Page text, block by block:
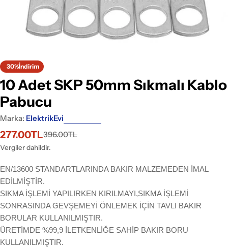
30%İndirim
10 Adet SKP 50mm Sıkmalı Kablo
Pabucu
Marka: ElektrikEvi
İndirimli
fiyat
277.00TL
Normal
fiyat
396.00TL
Vergiler dahildir.
EN/13600 STANDARTLARINDA BAKIR MALZEMEDEN İMAL
EDİLMİŞTİR.
SIKMA İŞLEMİ YAPILIRKEN KIRILMAYI,SIKMA İŞLEMİ
SONRASINDA GEVŞEMEYİ ÖNLEMEK İÇİN TAVLI BAKIR
BORULAR KULLANILMIŞTIR.
ÜRETİMDE %99,9 İLETKENLİĞE SAHİP BAKIR BORU
KULLANILMIŞTIR.